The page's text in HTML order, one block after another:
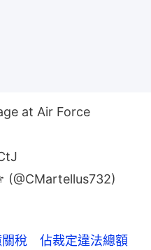
at Air Force
關稅 佔裁定違法總額